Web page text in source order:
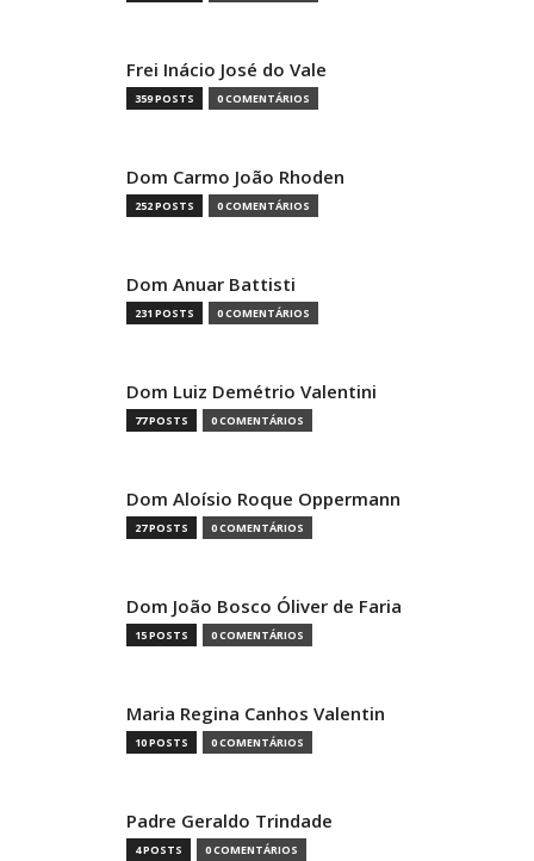
Frei Inácio José do Vale
359 POSTS 0 COMENTÁRIOS
Dom Carmo João Rhoden
252 POSTS 0 COMENTÁRIOS
Dom Anuar Battisti
231 POSTS 0 COMENTÁRIOS
Dom Luiz Demétrio Valentini
77 POSTS 0 COMENTÁRIOS
Dom Aloísio Roque Oppermann
27 POSTS 0 COMENTÁRIOS
Dom João Bosco Óliver de Faria
15 POSTS 0 COMENTÁRIOS
Maria Regina Canhos Valentin
10 POSTS 0 COMENTÁRIOS
Padre Geraldo Trindade
4 POSTS 0 COMENTÁRIOS